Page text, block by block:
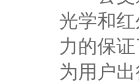
光学和
力的保
为用户